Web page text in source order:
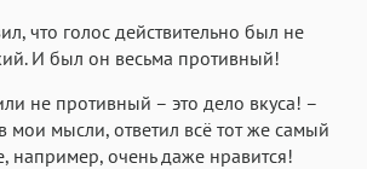
что голос действительно был не
И был он весьма противный!
не противный – это дело вкуса! –
мои мысли, ответил всё тот же самый
например, очень даже нравится!